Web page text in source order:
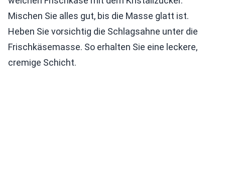
Mischen Sie alles gut, bis die Masse glatt ist.
Heben Sie vorsichtig die Schlagsahne unter die
Frischkäsemasse. So erhalten Sie eine leckere,
cremige Schicht.